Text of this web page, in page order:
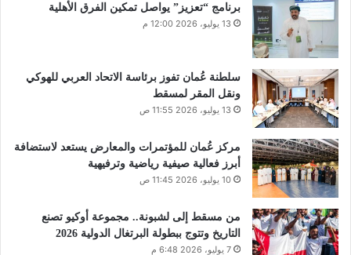
برنامج “تعزيز” يواصل تمكين الفرق الأهلية
13 يوليو، 2026 12:00 م
سلطنة عُمان تفوز برئاسة الاتحاد العربي للهوكي
ونقل المقر لمسقط
13 يوليو، 2026 11:55 ص
مركز عُمان للمؤتمرات والمعارض يستعد لاستضافة
أبرز فعالية صيفية رياضية وترفيهية
10 يوليو، 2026 11:45 ص
من مسقط إلى لشبونة.. مجموعة أوكيو تصنع
التاريخ وتتوج ببطولة البرتغال الدولية 2026
7 يوليو، 2026 6:48 م